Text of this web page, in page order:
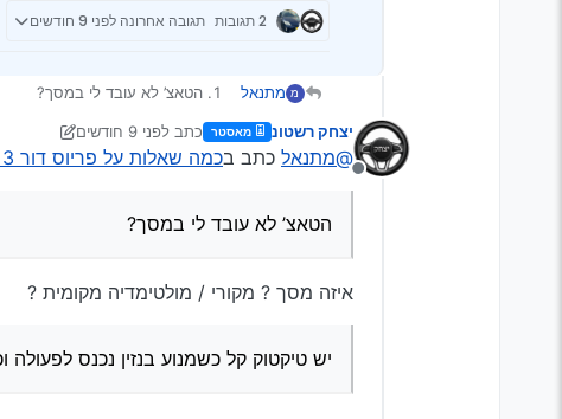
2 תגובות תגובה אחרונה לפני 9 חודשים
מ מתנאל
הטאצ’ לא עובד לי במסך?
כשהמנוע נדלק ונכבה במצב פרקינג יש רעש של דפיקה מסוימת כאילו
בלימה פתאומית ורעש חזק כשאני
יש לי נורה סימן קריאה כתום
מנותק
יצחק רשטונ מאסטר כתב לפני 9 חודשים
נערך לאחרונה על ידי יוני
@מתנאל כתב בכמה שאלות על פריוס דור 3 !!! תודה על תגובות...
הטאצ’ לא עובד לי במסך?
איזה מסך ? מקורי / מולטימדיה מקומית ?
יש טיקטוק קל כשמנוע בנזין נכנס לפעולה